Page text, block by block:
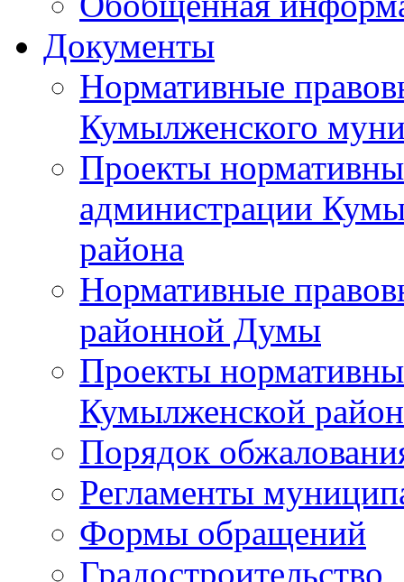
Документы
Нормативные
Кумылженского
Проекты
администрации
района
Нормативные
районной Думы
Проекты
Кумылженской
Порядок
Регламенты
Формы обращений
Градостроительство